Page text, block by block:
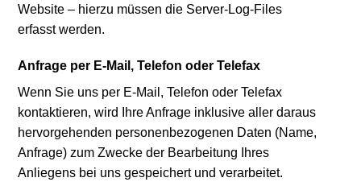
Website – hierzu müssen die Server-Log-Files
erfasst werden.
Anfrage per E-Mail, Telefon oder Telefax
Wenn Sie uns per E-Mail, Telefon oder Telefax
kontaktieren, wird Ihre Anfrage inklusive aller daraus
hervorgehenden personenbezogenen Daten (Name,
Anfrage) zum Zwecke der Bearbeitung Ihres
Anliegens bei uns gespeichert und verarbeitet.